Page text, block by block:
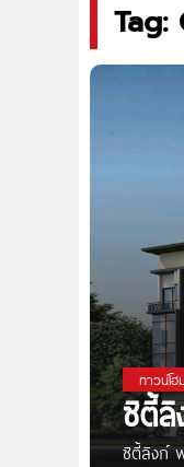
Tag:
ทาวน์โ
ซิตี้ลิ
ซิตี้ลิงก์